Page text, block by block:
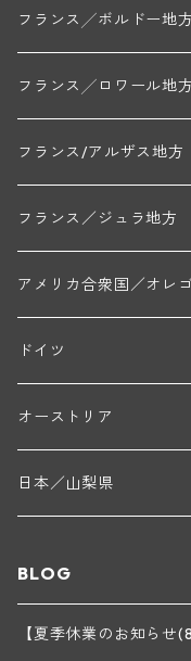
アラン・マティアス(トネロ
クロード・デュガ(ジュヴレ
セラファン・ペール・エ
エマニュエル・ルジェ(フ
ニコラ・ルジェ(フラジェ
メオ・カミュゼ・フレール
アンリ・グージュ(ニュイ
コート・ド・ボーヌ地区
フランソワーズ・ジャニア
マルキ・ダンジェルヴィル(
ドニ・ペール・エ・フィス
コント・ラフォン(ムルソ
フランソワ・ミクルスキ(ム
バンジャマン・ルルー(ボ
コート・シャロネーズ地
ロワイエ(コート・デュ・ク
A&Pド・ヴィレーヌ(ブーズ
マコネ地区
マンシア・ポンセ(シャント
ボージョレ地区
フランク・ジュイヤール(ジ
ギイ・ブルトン(モルゴン)
ジャン・ルイ・シャーヴ(エ
ジャン・ルイ・シャーヴ
南部地区
ル・ヴュー・ドンジョン(
シャトー・ライヤ(シャト
コトー・デュ・ラング
ド・ロルチュ(ヴァルフロー
ヴァン・ド・ペイ・ド・
ムーラン・ド・ガサック
フランス╱ボルドー地方
アントル・ドゥー・メー
シャトー・レストリーユ
メドック地区
シャトー・ル・タンプル
フランス╱ロワール地方
ペイ・ナンテ地区
デ・オー・ペミオン(ムスカ
サントル・ニヴェルネ地
ディディエ・ダグノー(プイ
レジス・ミネ(プイィ・フュ
トゥーレーヌ地区
ド・ラ・ノブレ(シノン)
フランス/アルザス地方
ロリー・ガスマン
フランス／ジュラ地方
アルボワ
ペリカン
アメリカ合衆国／オレ
ウィラメット・ヴァレー
ニコラ・ジェイ
ドイツ
ラインガウ
ゲオルグ・ブロイヤー
フランケン
オーストリア
テルメンレギオン
日本／山梨県
BLOG
【夏季休業のお知らせ